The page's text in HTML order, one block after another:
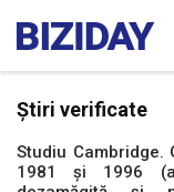
Știri verificate
Studiu Cambridge.
1981 și 1996